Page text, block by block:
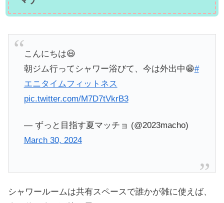
こんにちは😃
朝ジム行ってシャワー浴びて、今は外出中😁#
エニタイムフィットネス
pic.twitter.com/M7D7tVkrB3
— ずっと目指す夏マッチョ (@2023macho)
March 30, 2024
シャワールームは共有スペースで誰かが雑に使えば、